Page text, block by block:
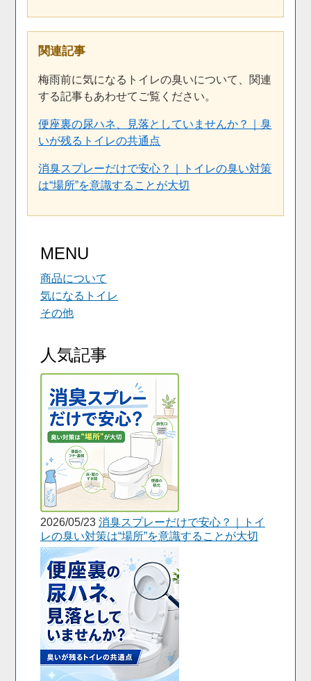
関連記事
梅雨前に気になるトイレの臭いについて、関連
する記事もあわせてご覧ください。
便座裏の尿ハネ、見落としていませんか？｜臭
いが残るトイレの共通点
消臭スプレーだけで安心？｜トイレの臭い対策
は“場所”を意識することが大切
MENU
商品について
気になるトイレ
その他
人気記事
2026/05/23 消臭スプレーだけで安心？｜トイ
レの臭い対策は“場所”を意識することが大切